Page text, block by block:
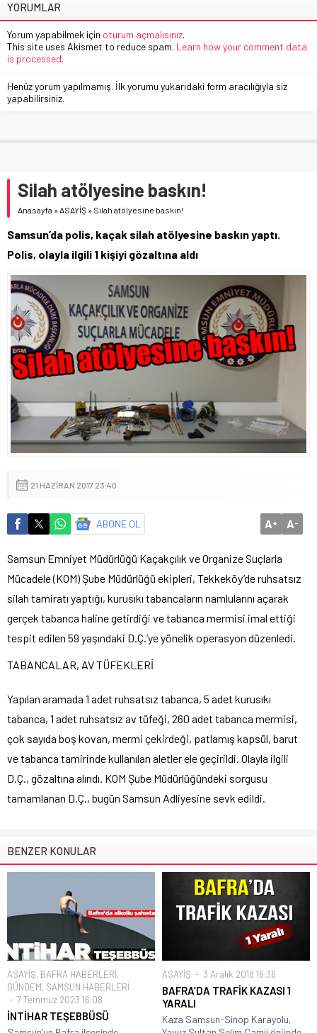
YORUMLAR
Yorum yapabilmek için oturum açmalısınız.
This site uses Akismet to reduce spam. Learn how your comment data
is processed.
Henüz yorum yapılmamış. İlk yorumu yukarıdaki form aracılığıyla siz
yapabilirsiniz.
Silah atölyesine baskın!
Anasayfa »ASAYİŞ » Silah atölyesine baskın!
Samsun’da polis, kaçak silah atölyesine baskın yaptı.
Polis, olayla ilgili 1 kişiyi gözaltına aldı
21 HAZIRAN 2017 23:40
ABONE OL A+ A-
Samsun Emniyet Müdürlüğü Kaçakçılık ve Organize Suçlarla
Mücadele (KOM) Şube Müdürlüğü ekipleri, Tekkeköy’de ruhsatsız
silah tamiratı yaptığı, kurusıkı tabancaların namlularını açarak
gerçek tabanca haline getirdiği ve tabanca mermisi imal ettiği
tespit edilen 59 yaşındaki D.Ç.’ye yönelik operasyon düzenledi.
TABANCALAR, AV TÜFEKLERİ
Yapılan aramada 1 adet ruhsatsız tabanca, 5 adet kurusıkı
tabanca, 1 adet ruhsatsız av tüfeği, 260 adet tabanca mermisi,
çok sayıda boş kovan, mermi çekirdeği, patlamış kapsül, barut
ve tabanca tamirinde kullanılan aletler ele geçirildi. Olayla ilgili
D.Ç., gözaltına alındı. KOM Şube Müdürlüğündeki sorgusu
tamamlanan D.Ç., bugün Samsun Adliyesine sevk edildi.
BENZER KONULAR
ASAYİŞ, BAFRA HABERLERİ,
GÜNDEM, SAMSUN HABERLERİ
7 Temmuz 2023 16:08
İNTİHAR TEŞEBBÜSÜ
ASAYİŞ 3 Aralık 2018 16:36
BAFRA’DA TRAFİK KAZASI 1
YARALI
Kaza Samsun-Sinop Karayolu,